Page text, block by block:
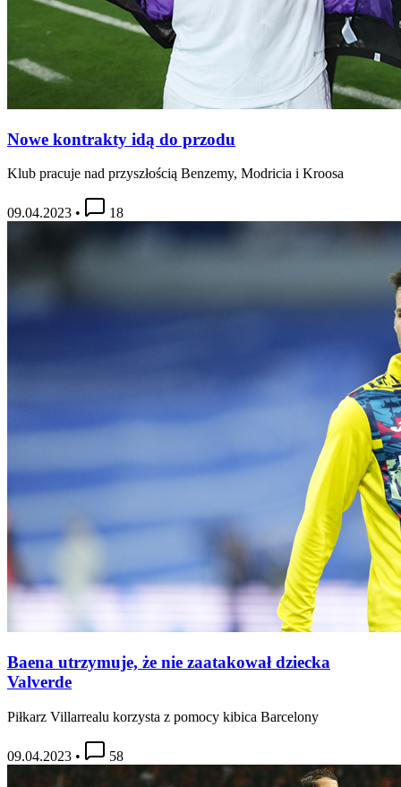
Nowe kontrakty idą do przodu
Klub pracuje nad przyszłością Benzemy, Modricia i Kroosa
09.04.2023 • 18
Baena utrzymuje, że nie zaatakował dziecka
Valverde
Piłkarz Villarrealu korzysta z pomocy kibica Barcelony
09.04.2023 • 58